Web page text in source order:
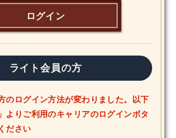
ログイン
ライト会員の方
のログイン方法が変わりました。以下
よりご利用のキャリアのログインボタ
ださい
VOICE